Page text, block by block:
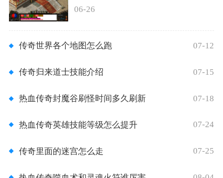
06-26
传奇世界各个地图怎么跑 07-12
传奇归来道士技能介绍 07-15
热血传奇封魔谷刷怪时间多久刷新 07-18
热血传奇英雄技能等级怎么提升 07-24
传奇里面的迷宫怎么走 07-25